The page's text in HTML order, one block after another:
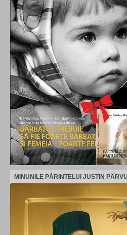
MINUNILE PĂRINTELUI JUSTIN PÂRVU